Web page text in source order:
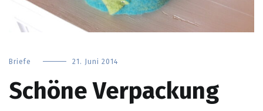
Briefe 21. Juni 2014
Schöne Verpackung